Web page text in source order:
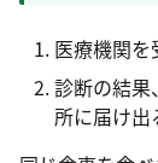
医療機関を
診断の結果
所に届け出